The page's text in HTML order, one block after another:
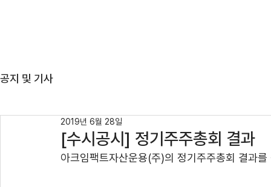
공지 및 기사
[수시공시] 정기주주총회 결과
2019년 6월 28일
아크임팩트자산운용(주)의 정기주주총회 결과